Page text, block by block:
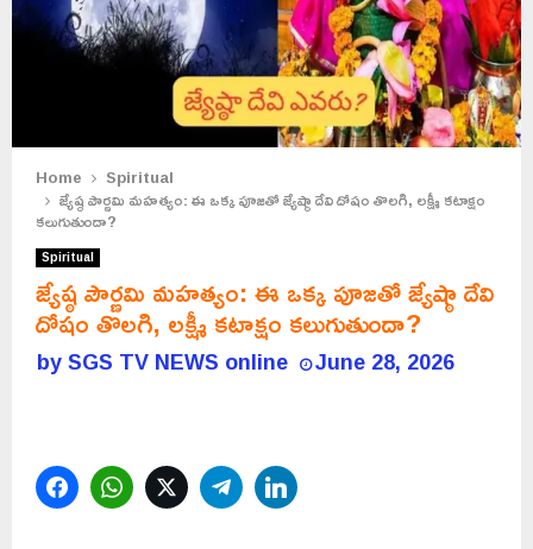
Home Spiritual
జ్యేష్ఠ పౌర్ణమి మహత్యం: ఈ ఒక్క పూజతో జ్యేష్ఠా దేవి దోషం తొలగి, లక్ష్మీ కటాక్షం
కలుగుతుందా?
Spiritual
జ్యేష్ఠ పౌర్ణమి మహత్యం: ఈ ఒక్క పూజతో జ్యేష్ఠా దేవి
దోషం తొలగి, లక్ష్మీ కటాక్షం కలుగుతుందా?
bySGS TV NEWS online June 28, 2026
FacebookWhatsAppTwitterTelegram